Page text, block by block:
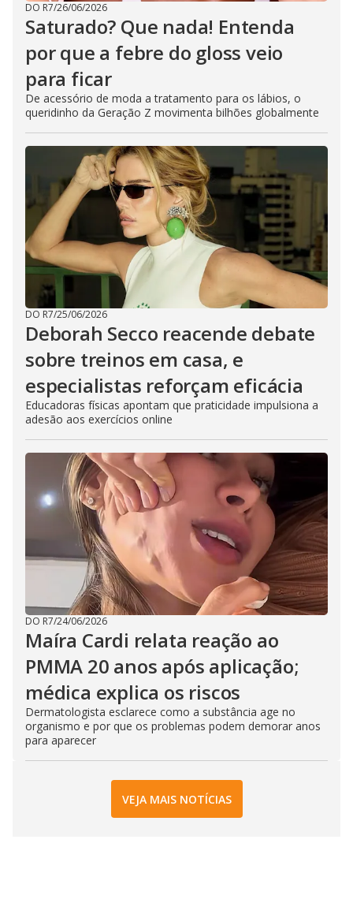
DO R7/26/06/2026
Saturado? Que nada! Entenda
por que a febre do gloss veio
para ficar
De acessório de moda a tratamento para os lábios, o
queridinho da Geração Z movimenta bilhões globalmente
DO R7/25/06/2026
Deborah Secco reacende debate
sobre treinos em casa, e
especialistas reforçam eficácia
Educadoras físicas apontam que praticidade impulsiona a
adesão aos exercícios online
DO R7/24/06/2026
Maíra Cardi relata reação ao
PMMA 20 anos após aplicação;
médica explica os riscos
Dermatologista esclarece como a substância age no
organismo e por que os problemas podem demorar anos
para aparecer
VEJA MAIS NOTÍCIAS